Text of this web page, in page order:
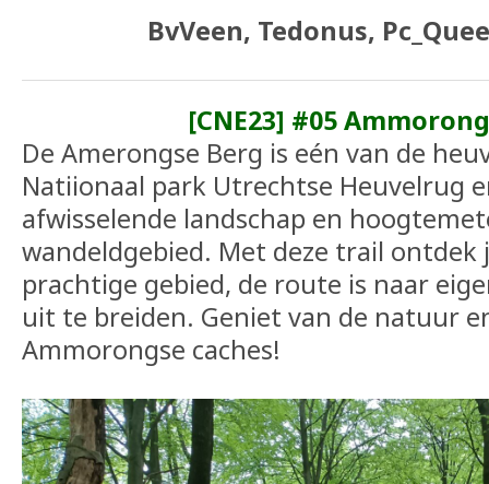
BvVeen, Tedonus,
[CNE23] #05
De Amerongse Berg is eén van de
Natiionaal park Utrechtse Heuvelrug
afwisselende landschap en
wandeldgebied. Met deze trail ontdek
prachtige gebied, de route is naar
uit te breiden. Geniet van de natuur
Ammorongse caches!